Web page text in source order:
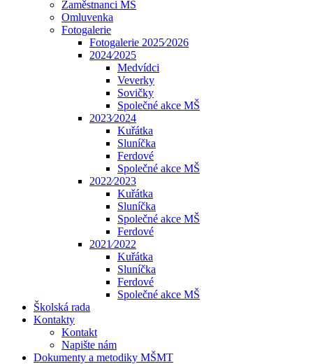
Zaměstnanci MŠ
Omluvenka
Fotogalerie
Fotogalerie 2025⁄2026
2024⁄2025
Medvídci
Veverky
Sovičky
Společné akce MŠ
2023⁄2024
Kuřátka
Sluníčka
Ferdové
Společné akce MŠ
2022⁄2023
Kuřátka
Sluníčka
Společné akce MŠ
Ferdové
2021⁄2022
Kuřátka
Sluníčka
Ferdové
Společné akce MŠ
Školská rada
Kontakty
Kontakt
Napište nám
Dokumenty a metodiky MŠMT